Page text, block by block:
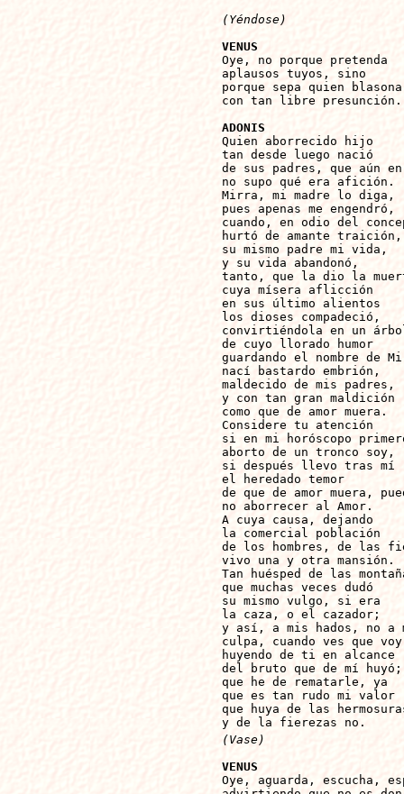
(Yéndose)
VENUS
Oye, no porque pretenda
aplausos tuyos, sino
porque sepa quien blasona
con tan libre presunción.
ADONIS
Quien aborrecido hijo
tan desde luego nació
de sus padres, que aún
no supo qué era afición.
Mirra, mi madre lo diga,
pues apenas me engendró,
cuando, en odio del
hurtó de amante traición,
su mismo padre mi vida,
y su vida abandonó,
tanto, que la dio la
cuya mísera aflicción
en sus último alientos
los dioses compadeció,
convirtiéndola en un
de cuyo llorado humor
guardando el nombre de
nací bastardo embrión,
maldecido de mis padres,
y con tan gran maldición
como que de amor muera.
Considere tu atención
si en mi horóscopo
aborto de un tronco soy,
si después llevo tras mí
el heredado temor
de que de amor muera,
no aborrecer al Amor.
A cuya causa, dejando
la comercial población
de los hombres, de las
vivo una y otra mansión.
Tan huésped de las
que muchas veces dudó
su mismo vulgo, si era
la caza, o el cazador;
y así, a mis hados, no a
culpa, cuando ves que voy
huyendo de ti en alcance
del bruto que de mí huyó;
que he de rematarle, ya
que es tan rudo mi valor
que huya de las
y de la fierezas no.
(Vase)
VENUS
Oye, aguarda, escucha,